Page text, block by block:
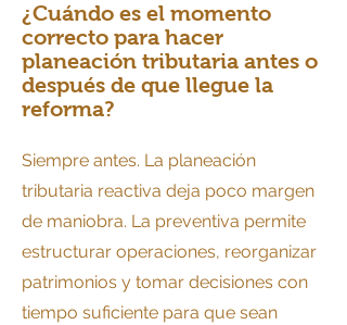
¿Cuándo es el momento
correcto para hacer
planeación tributaria antes o
después de que llegue la
reforma?
Siempre antes. La planeación
tributaria reactiva deja poco margen
de maniobra. La preventiva permite
estructurar operaciones, reorganizar
patrimonios y tomar decisiones con
tiempo suficiente para que sean